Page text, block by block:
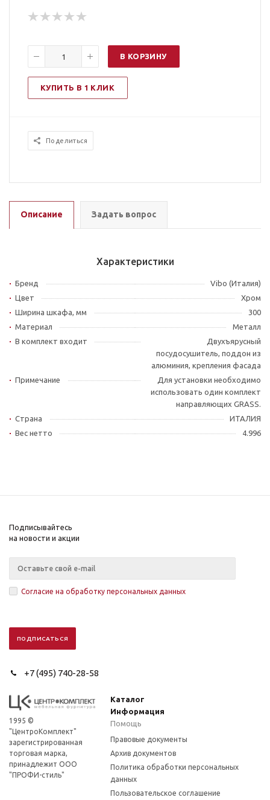
В КОРЗИНУ
КУПИТЬ В 1 КЛИК
Поделиться
Описание Задать вопрос
Характеристики
Бренд
Vibo (Италия)
Цвет
Хром
Ширина шкафа, мм
300
Материал
Металл
В комплект входит
Двухъярусный
посудосушитель, поддон из
алюминия, крепления фасада
Примечание
Для установки необходимо
использовать один комплект
направляющих GRASS.
Страна
ИТАЛИЯ
Вес нетто
4.996
Подписывайтесь
на новости и акции
Согласие на обработку персональных данных
+7 (495) 740-28-58
1995 ©
"ЦентроКомплект"
зарегистрированная
торговая марка,
принадлежит ООО
"ПРОФИ-стиль"
Каталог
Информация
Помощь
Правовые документы
Архив документов
Политика обработки персональных
данных
Пользовательское соглашение